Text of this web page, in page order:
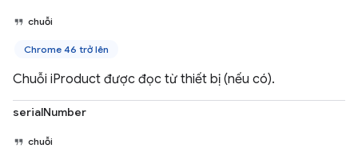
chuỗi
Chrome 46 trở lên
Chuỗi iProduct được đọc từ thiết bị (nếu có).
serialNumber
chuỗi